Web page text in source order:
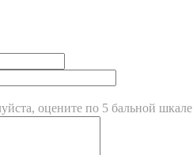
оцените по 5 бальной шкале